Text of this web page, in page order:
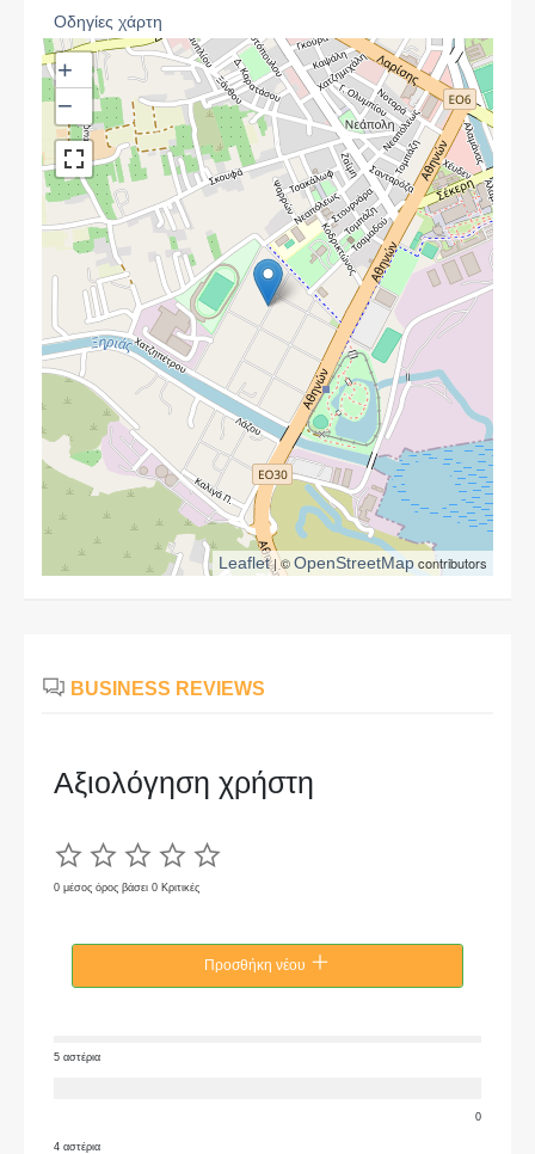
Οδηγίες χάρτη
+
−
Leaflet| ©OpenStreetMapcontributors
BUSINESS REVIEWS
Αξιολόγηση χρήστη
0 μέσος όρος βάσει 0 Κριτικές
Προσθήκη νέου
5 αστέρια
0
4 αστέρια